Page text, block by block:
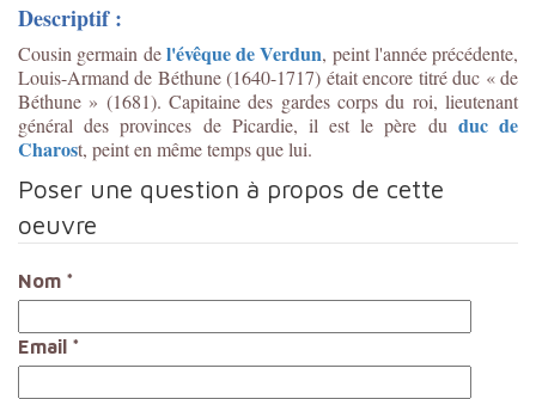
Descriptif :
Cousin germain del'évêque de Verdun, peint l'année précédente,
Louis-Armand de Béthune (1640-1717) était encore titré duc « de
Béthune » (1681). Capitaine des gardes corps du roi, lieutenant
général des provinces de Picardie, il est le père duduc de
Charost, peint en même temps que lui.
Poser une question à propos de cette
oeuvre
Nom *
Email *